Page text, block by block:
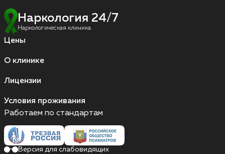
Наркология 24/7
Наркологическая клиника
Цены
О клинике
Лицензии
Условия проживания
Работаем по стандартам
Версия для слабовидящих